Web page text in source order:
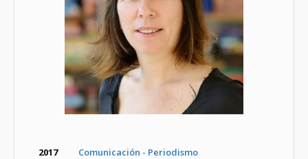
2017
Comunicación - Periodismo